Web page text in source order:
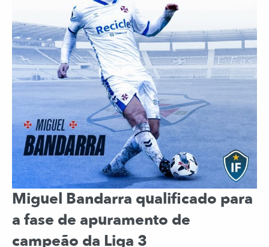
Miguel Bandarra qualificado para
a fase de apuramento de
campeão da Liga 3